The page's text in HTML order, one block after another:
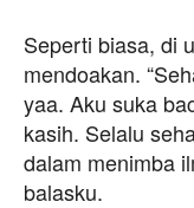
Seperti biasa, di
mendoakan.
yaa. Aku suka
kasih. Selalu
dalam menimba
balasku.